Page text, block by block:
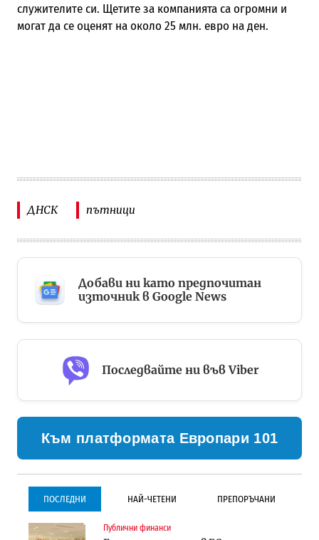
служителите си. Щетите за компанията са огромни и
могат да се оценят на около 25 млн. евро на ден.
ДНСК пътници
Добави ни като предпочитан
източник в Google News
Последвайте ни във Viber
Към платформата Европари 101
ПОСЛЕДНИ НАЙ-ЧЕТЕНИ ПРЕПОРЪЧАНИ
Публични финанси
Градоустройство
Инфраструктура